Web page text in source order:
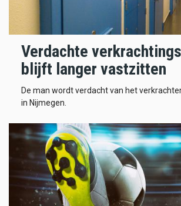
Verdachte
blijft langer vastzitten
De man wordt verdacht van het
in Nijmegen.